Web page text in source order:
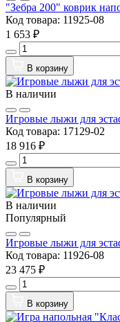
"Зебра 200" коврик
Код товара: 11925-08
1 653 ₽
В корзину
В наличии
Игровые лыжи для
Код товара: 17129-02
18 916 ₽
В корзину
В наличии
Популярный
Игровые лыжи для
Код товара: 11926-08
23 475 ₽
В корзину